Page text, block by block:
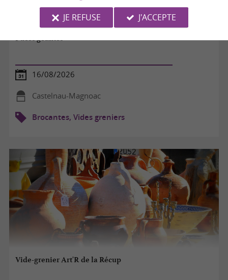
Puces géantes
16/08/2026
Castelnau-Magnoac
Brocantes, Vides greniers
Vide-grenier Art'R de la Récup
JE REFUSE
J'ACCEPTE